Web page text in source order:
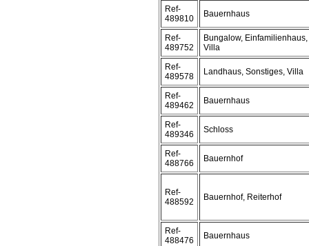
Ref-
489810
Bauernhaus
Ref-
489752
Bungalow, Einfamilienhaus,
Villa
Ref-
489578
Landhaus, Sonstiges, Villa
Ref-
489462
Bauernhaus
Ref-
489346
Schloss
Ref-
488766
Bauernhof
Ref-
488592
Bauernhof, Reiterhof
Ref-
488476
Bauernhaus